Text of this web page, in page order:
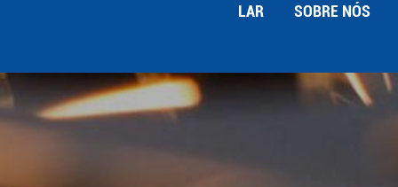
LAR SOBRE NÓS